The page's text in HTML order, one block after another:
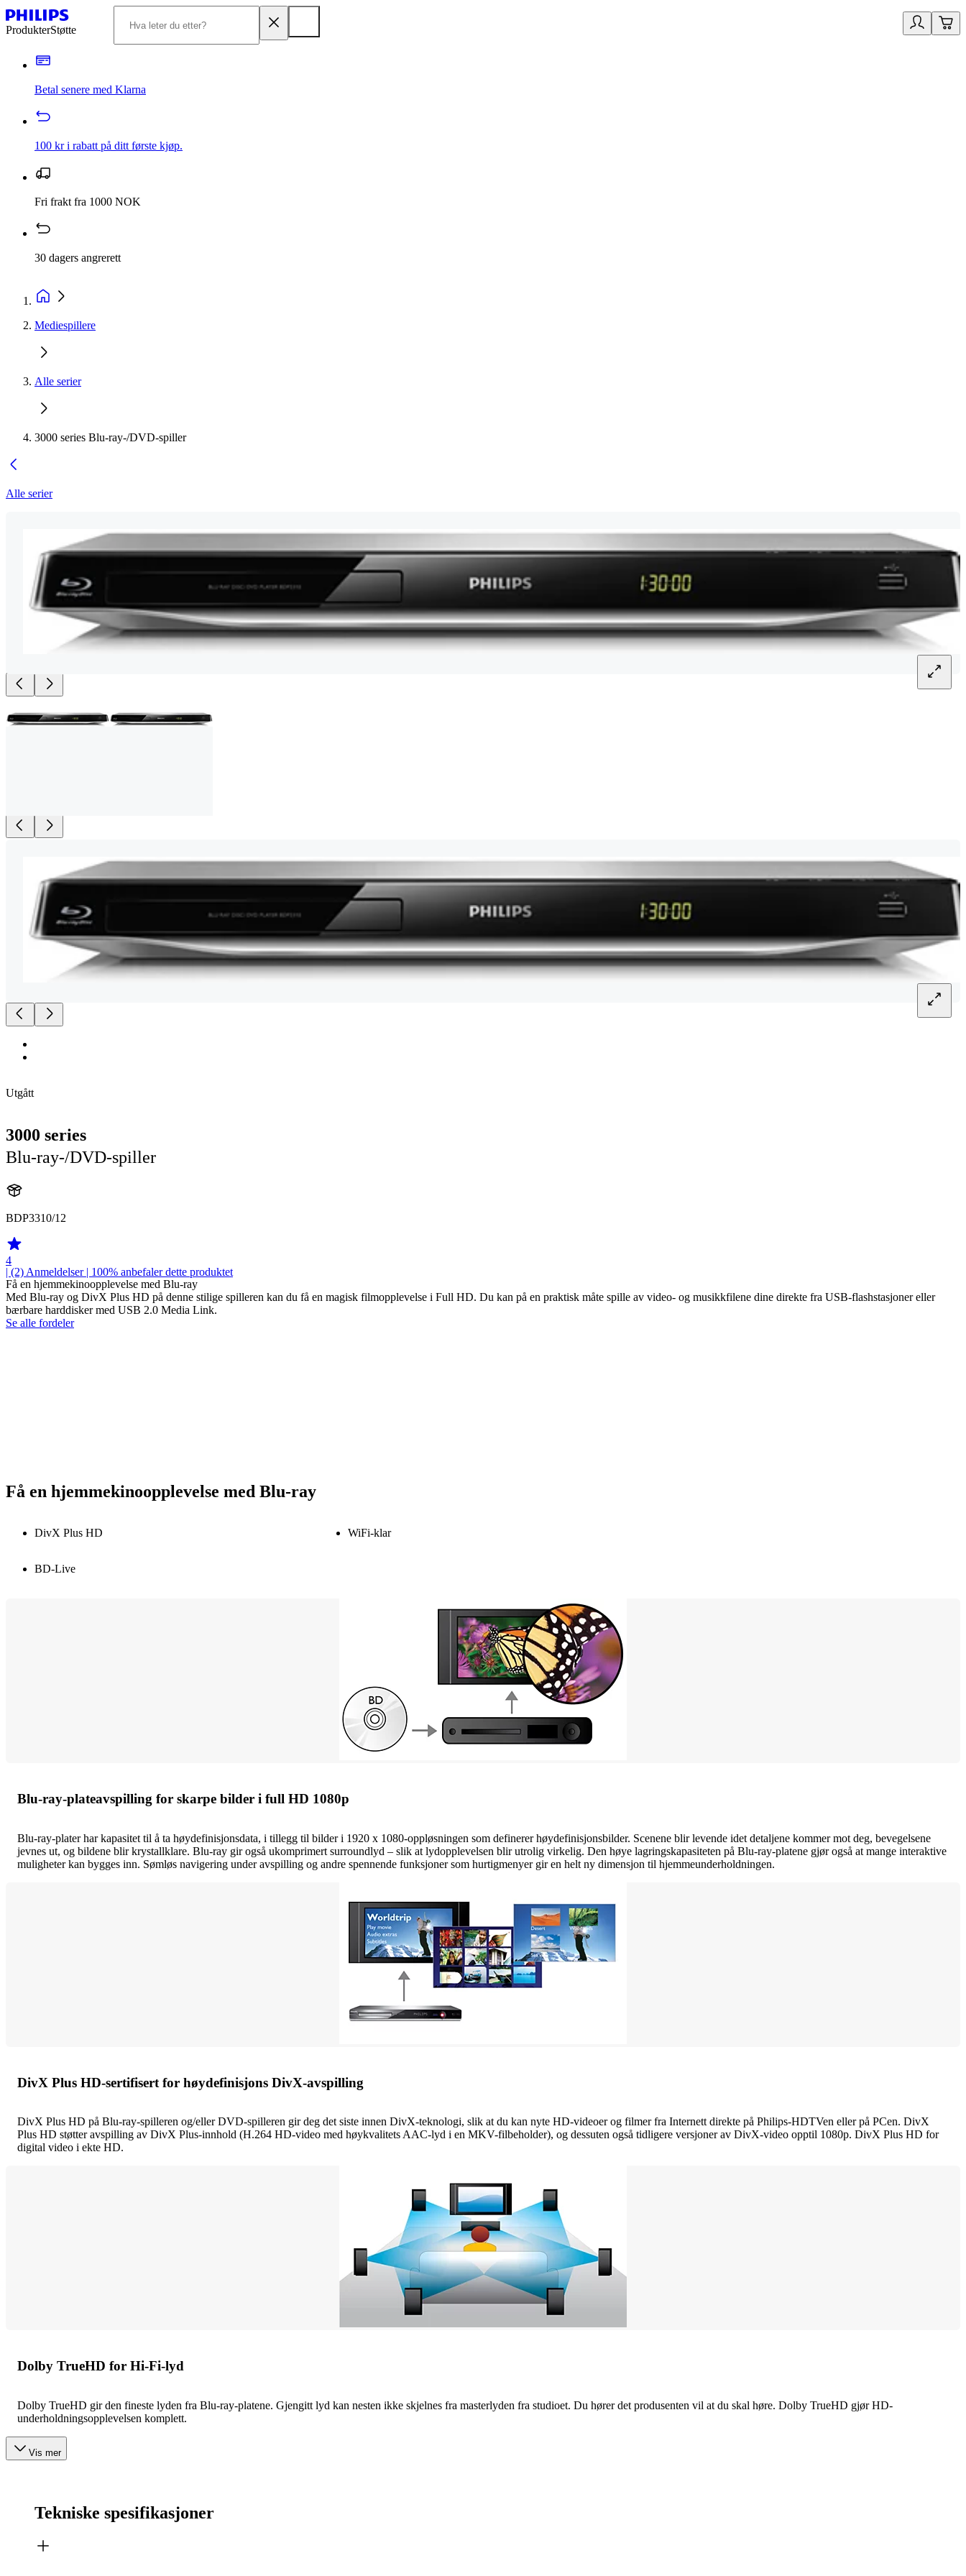
ProdukterStøtte
Betal senere med Klarna
100 kr i rabatt på ditt første kjøp.
Fri frakt fra 1000 NOK
30 dagers angrerett
Mediespillere
Alle serier
3000 series Blu-ray-/DVD-spiller
Alle serier
Utgått
3000 series
Blu-ray-/DVD-spiller
BDP3310/12
4
| (2) Anmeldelser| 100% anbefaler dette produktet
Få en hjemmekinoopplevelse med Blu-ray
Med Blu-ray og DivX Plus HD på denne stilige spilleren kan du få en magisk filmopplevelse i Full HD. Du kan på en praktisk måte spille av video- og musikkfilene dine direkte fra USB-flashstasjoner eller
bærbare harddisker med USB 2.0 Media Link.
Se alle fordeler
Få en hjemmekinoopplevelse med Blu-ray
DivX Plus HD WiFi-klar
BD-Live
Blu-ray-plateavspilling for skarpe bilder i full HD 1080p
Blu-ray-plater har kapasitet til å ta høydefinisjonsdata, i tillegg til bilder i 1920 x 1080-oppløsningen som definerer høydefinisjonsbilder. Scenene blir levende idet detaljene kommer mot deg, bevegelsene
jevnes ut, og bildene blir krystallklare. Blu-ray gir også ukomprimert surroundlyd – slik at lydopplevelsen blir utrolig virkelig. Den høye lagringskapasiteten på Blu-ray-platene gjør også at mange interaktive
muligheter kan bygges inn. Sømløs navigering under avspilling og andre spennende funksjoner som hurtigmenyer gir en helt ny dimensjon til hjemmeunderholdningen.
DivX Plus HD-sertifisert for høydefinisjons DivX-avspilling
DivX Plus HD på Blu-ray-spilleren og/eller DVD-spilleren gir deg det siste innen DivX-teknologi, slik at du kan nyte HD-videoer og filmer fra Internett direkte på Philips-HDTVen eller på PCen. DivX
Plus HD støtter avspilling av DivX Plus-innhold (H.264 HD-video med høykvalitets AAC-lyd i en MKV-filbeholder), og dessuten også tidligere versjoner av DivX-video opptil 1080p. DivX Plus HD for
digital video i ekte HD.
Dolby TrueHD for Hi-Fi-lyd
Dolby TrueHD gir den fineste lyden fra Blu-ray-platene. Gjengitt lyd kan nesten ikke skjelnes fra masterlyden fra studioet. Du hører det produsenten vil at du skal høre. Dolby TrueHD gjør HD-
underholdningsopplevelsen komplett.
Vis mer
Tekniske spesifikasjoner